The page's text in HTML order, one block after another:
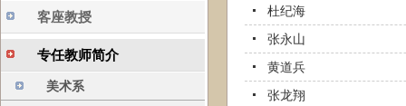
客座教授
专任教师简介
美术系
杜纪海
张永山
黄道兵
张龙翔